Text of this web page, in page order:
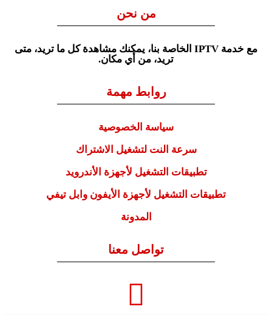
من نحن
مع خدمة IPTV الخاصة بنا، يمكنك مشاهدة كل ما تريد، متى
تريد، من أي مكان.
روابط مهمة
سياسة الخصوصية
سرعة النت لتشغيل الاشتراك
تطبيقات التشغيل لأجهزة الأندرويد
تطبيقات التشغيل لأجهزة الأيفون وابل تيفي
المدونة
تواصل معنا